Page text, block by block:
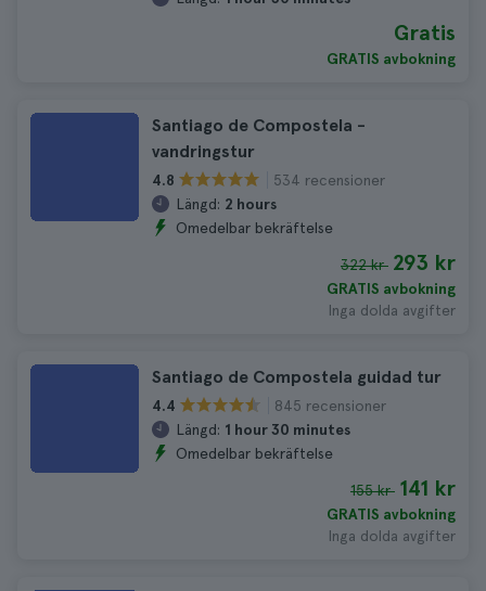
Gratis
GRATIS avbokning
Santiago de Compostela -
vandringstur
4.8
534 recensioner
Längd: 2 hours
Omedelbar bekräftelse
322 kr 293 kr
GRATIS avbokning
Inga dolda avgifter
Santiago de Compostela guidad tur
4.4
845 recensioner
Längd: 1 hour 30 minutes
Omedelbar bekräftelse
155 kr 141 kr
GRATIS avbokning
Inga dolda avgifter